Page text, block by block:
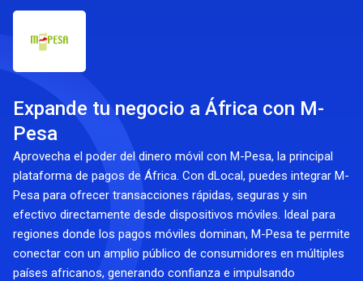
Expande tu negocio a África con M-
Pesa
Aprovecha el poder del dinero móvil con M-Pesa, la principal
plataforma de pagos de África. Con dLocal, puedes integrar M-
Pesa para ofrecer transacciones rápidas, seguras y sin
efectivo directamente desde dispositivos móviles. Ideal para
regiones donde los pagos móviles dominan, M-Pesa te permite
conectar con un amplio público de consumidores en múltiples
países africanos, generando confianza e impulsando